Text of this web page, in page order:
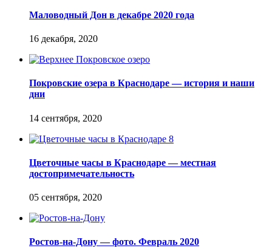
Маловодный Дон в декабре 2020 года
Покровские озера в Краснодаре — история и наши
дни
Цветочные часы в Краснодаре — местная
достопримечательность
Ростов-на-Дону — фото. Февраль 2020